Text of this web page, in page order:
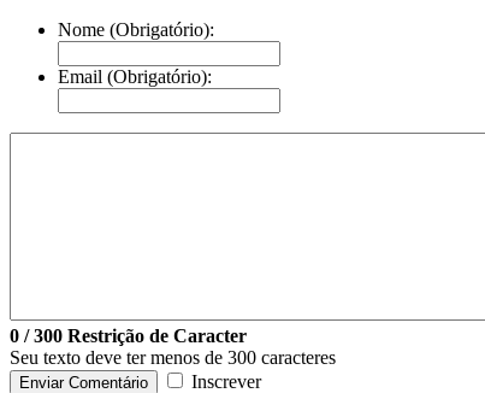
Nome (Obrigatório):
Email (Obrigatório):
0 / 300 Restrição de Caracter
Seu texto deve ter menos de 300 caracteres
Enviar Comentário Inscrever